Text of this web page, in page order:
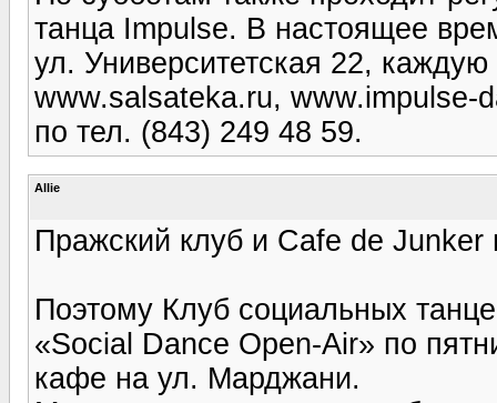
танца Impulse. В настоящее
ул. Университетская 22,
www.salsateka.ru, www.impulse-
по тел. (843) 249 48 59.
Allie
Пражский клуб и Cafe de Junker
Поэтому Клуб социальных
«Social Dance Open-Air» по
кафе на ул. Марджани.